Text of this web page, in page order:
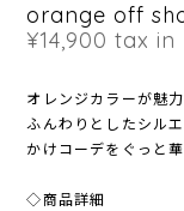
orange off
¥14,900 tax in
オレンジカラーが魅
ふんわりとしたシル
かけコーデをぐっと
◇商品詳細